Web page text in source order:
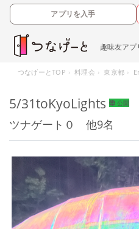
アプリを入手
趣味友アプ
つなげーとTOP 料理会 東京都
5/31toKyoLights 公開
ツナゲート０ 他9名